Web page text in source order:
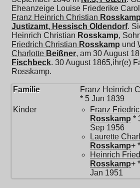
Eheanzeige Louise Friederike
Franz Heinrich Christian Rosskamp
Justizamt, Hessisch Oldendorf.
Heinrich Christian Rosskamp,
Friedrich Christian Rosskamp und
Charlotte Beißner, am 30 August
Fischbeck. 30 August 1865,ihr(e)
Rosskamp.
Familie Franz Heinrich
* 5 Jun 1839
Kinder
Franz
Rosskamp *
Sep 1956
Laurette
Rosskamp+
Heinrich
Rosskamp+
Jan 1951